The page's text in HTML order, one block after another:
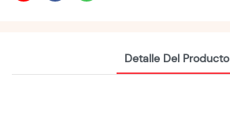
Detalle Del Producto